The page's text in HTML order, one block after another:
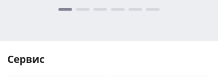
Сервис